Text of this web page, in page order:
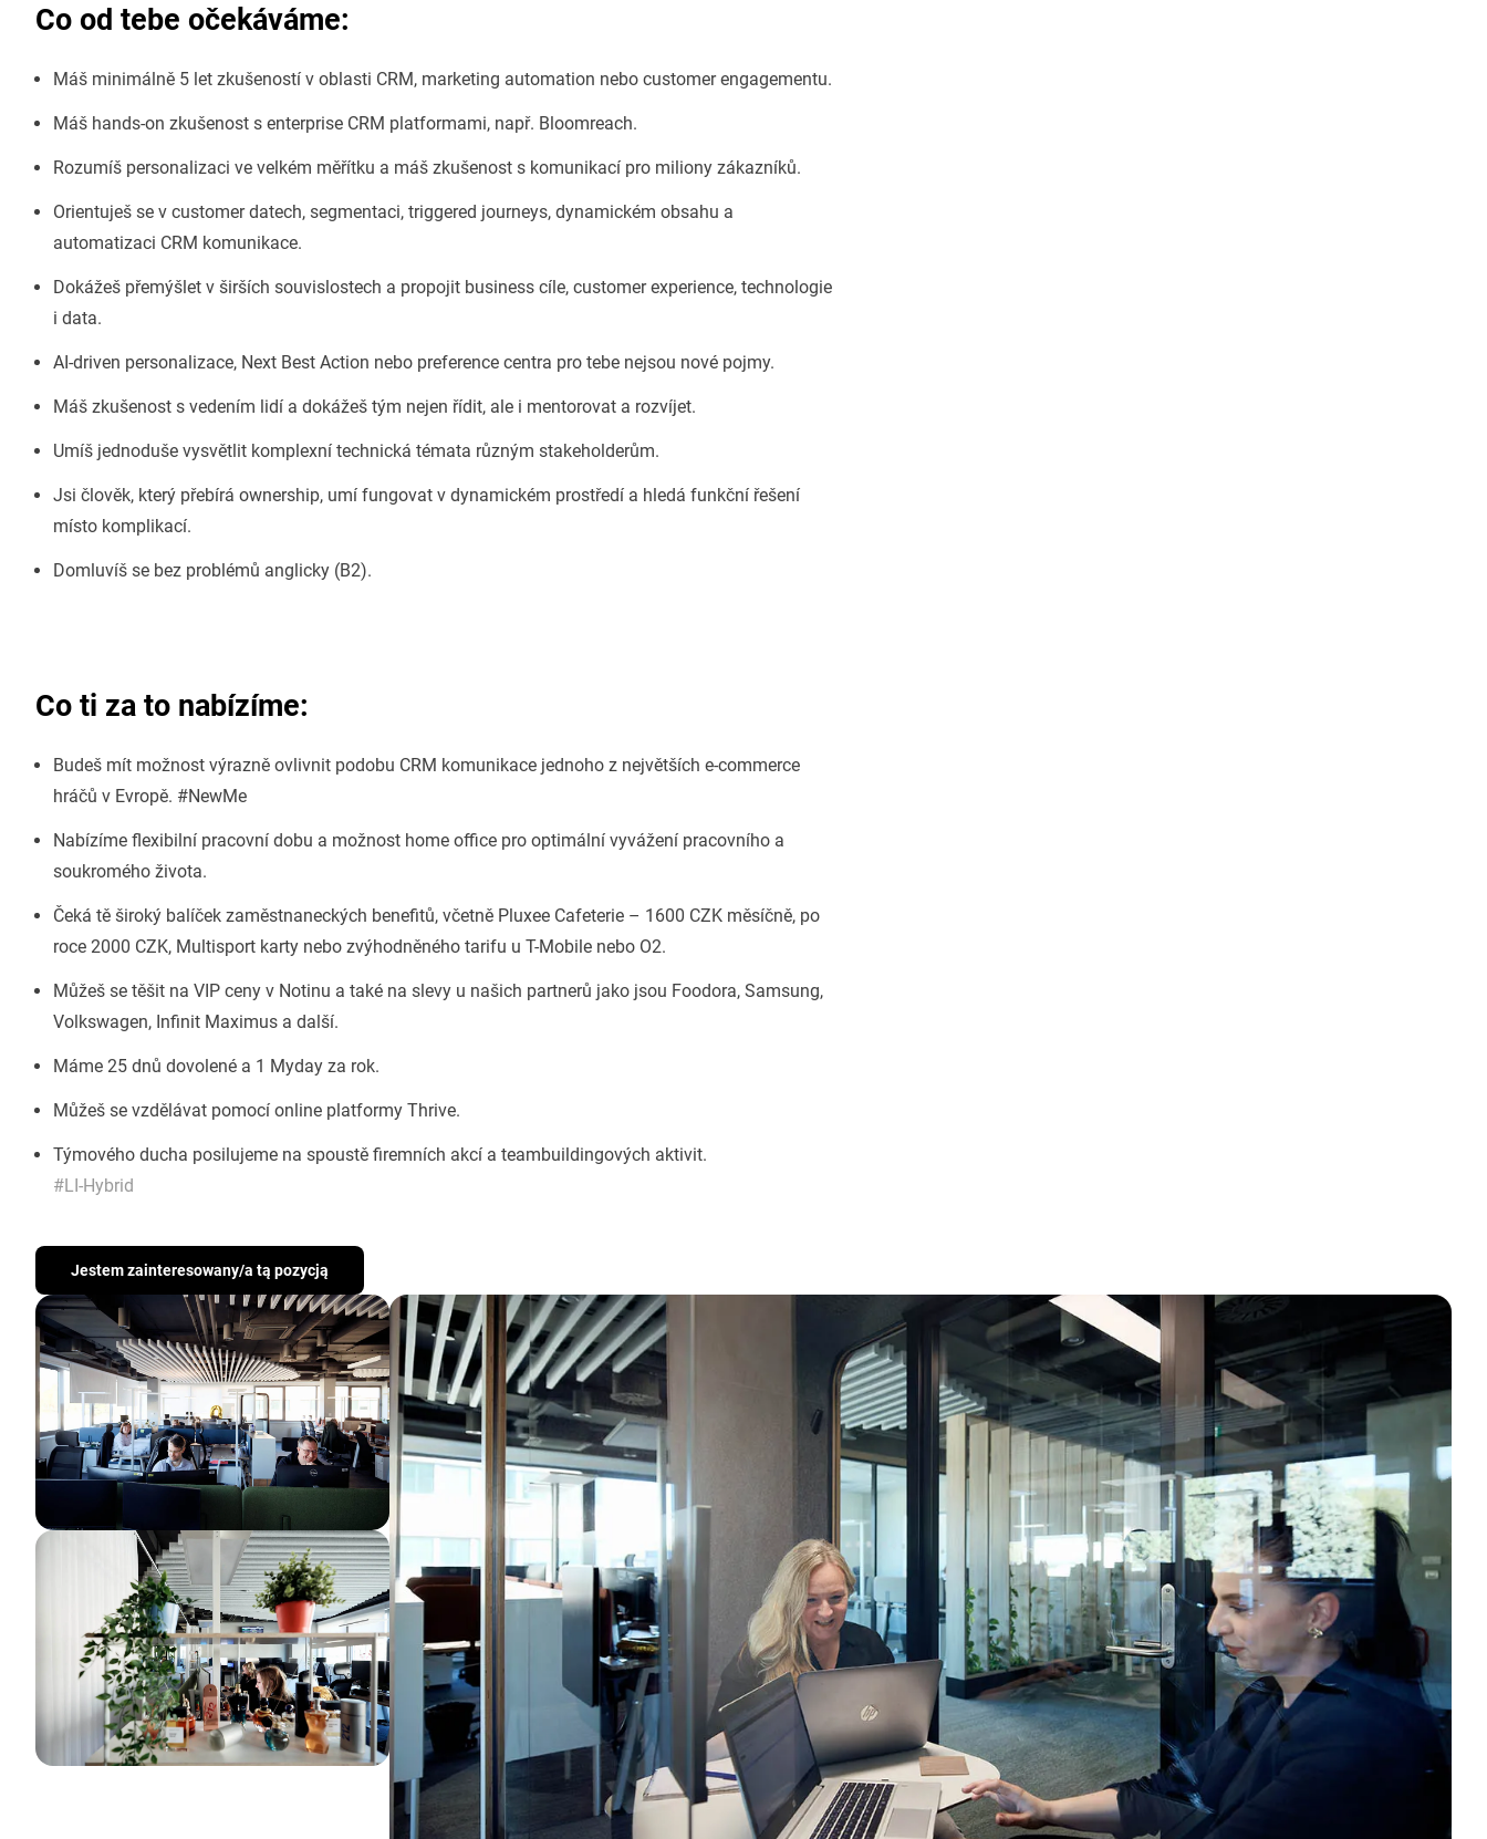
Co od tebe očekáváme:
Máš minimálně 5 let zkušeností v oblasti CRM, marketing automation nebo customer engagementu.
Máš hands-on zkušenost s enterprise CRM platformami, např. Bloomreach.
Rozumíš personalizaci ve velkém měřítku a máš zkušenost s komunikací pro miliony zákazníků.
Orientuješ se v customer datech, segmentaci, triggered journeys, dynamickém obsahu a
automatizaci CRM komunikace.
Dokážeš přemýšlet v širších souvislostech a propojit business cíle, customer experience, technologie
i data.
AI-driven personalizace, Next Best Action nebo preference centra pro tebe nejsou nové pojmy.
Máš zkušenost s vedením lidí a dokážeš tým nejen řídit, ale i mentorovat a rozvíjet.
Umíš jednoduše vysvětlit komplexní technická témata různým stakeholderům.
Jsi člověk, který přebírá ownership, umí fungovat v dynamickém prostředí a hledá funkční řešení
místo komplikací.
Domluvíš se bez problémů anglicky (B2).
Co ti za to nabízíme:
Budeš mít možnost výrazně ovlivnit podobu CRM komunikace jednoho z největších e-commerce
hráčů v Evropě. #NewMe
Nabízíme flexibilní pracovní dobu a možnost home office pro optimální vyvážení pracovního a
soukromého života.
Čeká tě široký balíček zaměstnaneckých benefitů, včetně Pluxee Cafeterie – 1600 CZK měsíčně, po
roce 2000 CZK, Multisport karty nebo zvýhodněného tarifu u T-Mobile nebo O2.
Můžeš se těšit na VIP ceny v Notinu a také na slevy u našich partnerů jako jsou Foodora, Samsung,
Volkswagen, Infinit Maximus a další.
Máme 25 dnů dovolené a 1 Myday za rok.
Můžeš se vzdělávat pomocí online platformy Thrive.
Týmového ducha posilujeme na spoustě firemních akcí a teambuildingových aktivit.
#LI-Hybrid
Jestem zainteresowany/a tą pozycją